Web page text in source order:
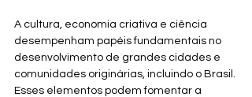
A cultura, economia criativa e ciência
desempenham papéis fundamentais no
desenvolvimento de grandes cidades e
comunidades originárias, incluindo o Brasil.
Esses elementos podem fomentar a